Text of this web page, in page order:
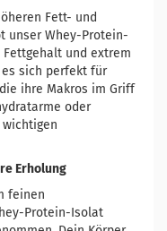
Fett- und
unser Whey-Protein-
und extrem
sich perfekt für
ihre Makros im Griff
oder
wichtigen
Erholung
feinen
Protein-Isolat